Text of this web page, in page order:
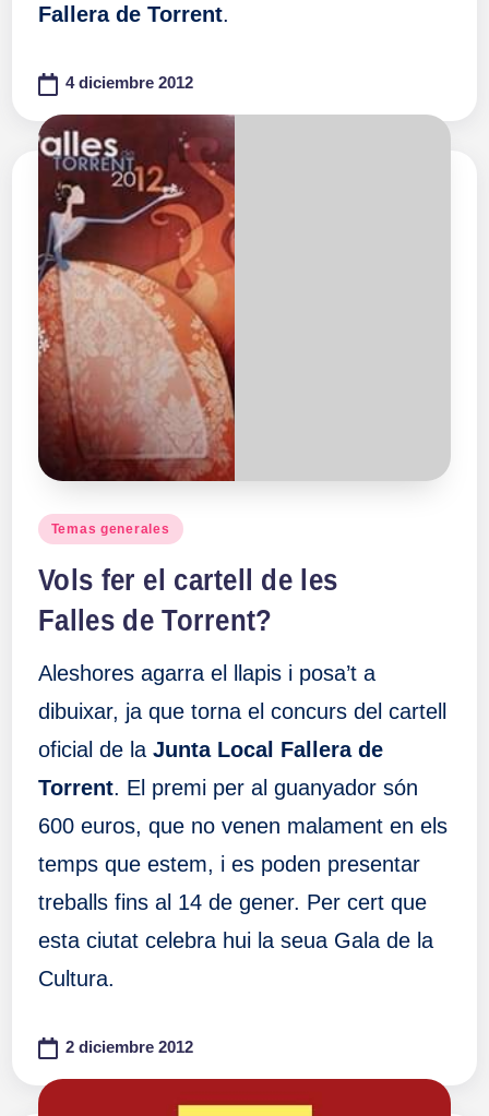
Fallera de Torrent.
4 diciembre 2012
Publicado
Temas generales
Vols fer el cartell de les
Falles de Torrent?
Aleshores agarra el llapis i posa’t a
dibuixar, ja que torna el concurs del cartell
oficial de la Junta Local Fallera de
Torrent. El premi per al guanyador són
600 euros, que no venen malament en els
temps que estem, i es poden presentar
treballs fins al 14 de gener. Per cert que
esta ciutat celebra hui la seua Gala de la
Cultura.
2 diciembre 2012